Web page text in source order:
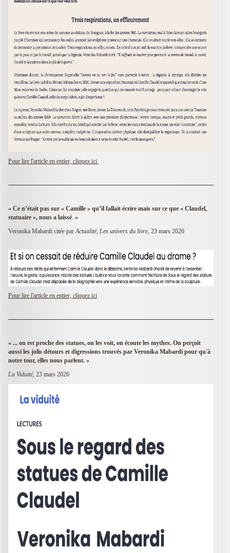
Pour lire l'article en entier, cliquez ici
« Ce n’était pas sur « Camille » qu’il fallait écrire mais sur ce que « Claudel,
statuaire », nous a laissé. »
Veronika Mabardi citée parActualité, Les univers du livre, 23 mars 2026
Pour lire l'article en entier, cliquez ici
« ... on est proche des statues, on les voit, on écoute les mythes. On perçoit
aussi les jolis détours et digressions trouvés par Veronika Mabardi pour qu'à
notre tour, elles nous parlent. »
La Viduité, 23 mars 2026